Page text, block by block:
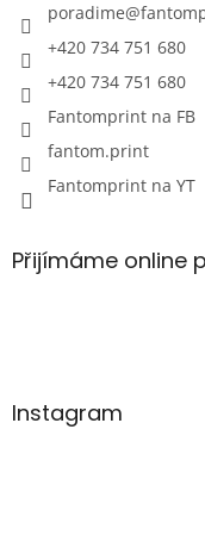
poradime@
+420 734 751 680
+420 734 751 680
Fantomprint na FB
fantom.print
Fantomprint na YT
Přijímáme online
Instagram